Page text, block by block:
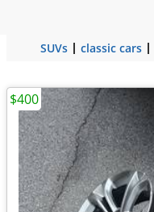
SUVs classic cars
$400